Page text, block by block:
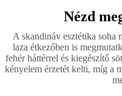
Nézd
A skandináv esztétika soha
laza étkezőben is
fehér háttérrel és kiegészítő
kényelem érzetét kelti, míg a